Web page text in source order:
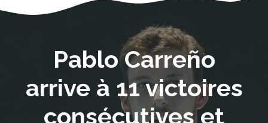
Pablo Carreño
arrive à 11 victoires
consécutives et